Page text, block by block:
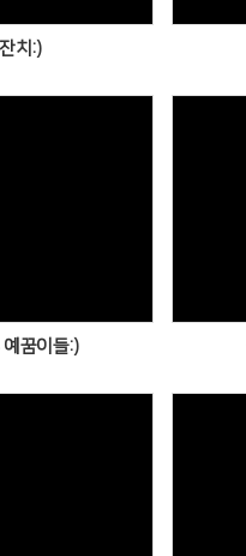
치:)
꿈이들:)